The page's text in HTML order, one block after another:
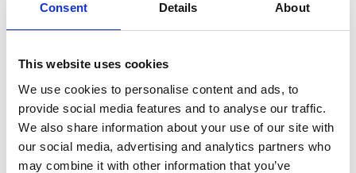
Consent Details About
This website uses cookies
We use cookies to personalise content and ads, to
provide social media features and to analyse our traffic.
We also share information about your use of our site with
our social media, advertising and analytics partners who
may combine it with other information that you’ve